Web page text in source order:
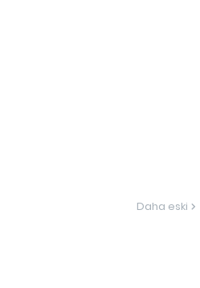
Daha eski